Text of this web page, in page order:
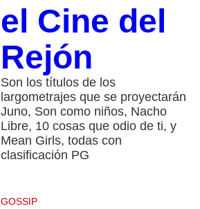
el Cine del
Rejón
Son los títulos de los
largometrajes que se proyectarán
Juno, Son como niños, Nacho
Libre, 10 cosas que odio de ti, y
Mean Girls, todas con
clasificación PG
GOSSIP